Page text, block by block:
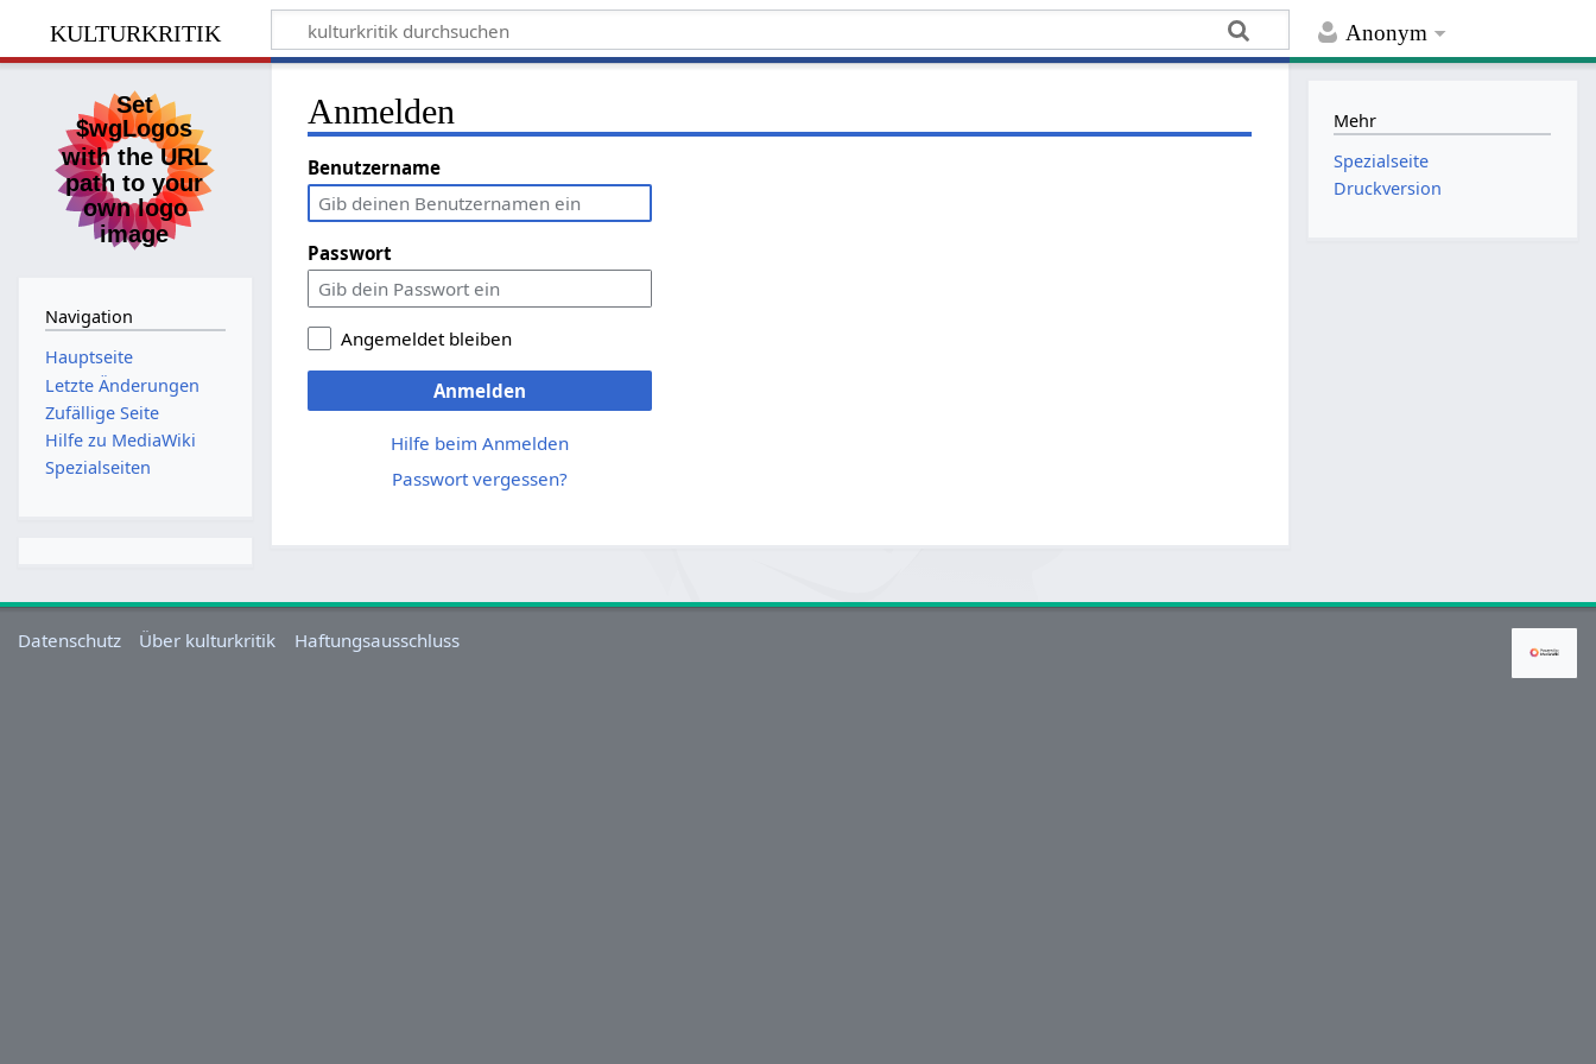
Anonym
kulturkritik
Anmelden
Benutzername
Passwort
Angemeldet bleiben
Anmelden
Hilfe beim Anmelden
Passwort vergessen?
Navigation
Hauptseite
Letzte Änderungen
Zufällige Seite
Hilfe zu MediaWiki
Spezialseiten
Mehr
Spezialseite
Druckversion
Datenschutz Über kulturkritik Haftungsausschluss